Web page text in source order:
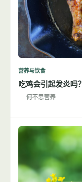
营养与饮食
吃鸡会引起发炎吗？
何不思营养